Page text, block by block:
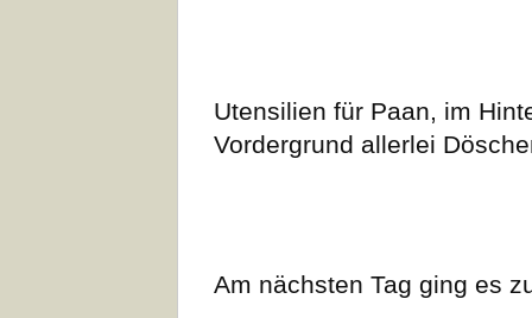
Utensilien für Paan, im
Vordergrund allerlei
Am nächsten Tag ging es